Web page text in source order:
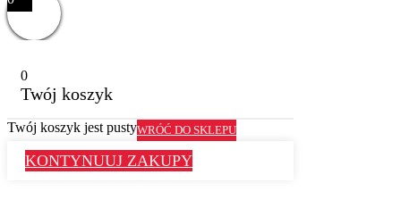
0
Twój koszyk
Twój koszyk jest pustyWRÓĆ DO SKLEPU
KONTYNUUJ ZAKUPY